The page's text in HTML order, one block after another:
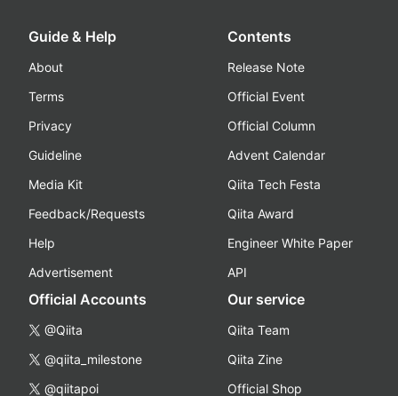
Guide & Help
About
Terms
Privacy
Guideline
Media Kit
Feedback/Requests
Help
Advertisement
Contents
Release Note
Official Event
Official Column
Advent Calendar
Qiita Tech Festa
Qiita Award
Engineer White Paper
API
Official Accounts
@Qiita
@qiita_milestone
@qiitapoi
Our service
Qiita Team
Qiita Zine
Official Shop